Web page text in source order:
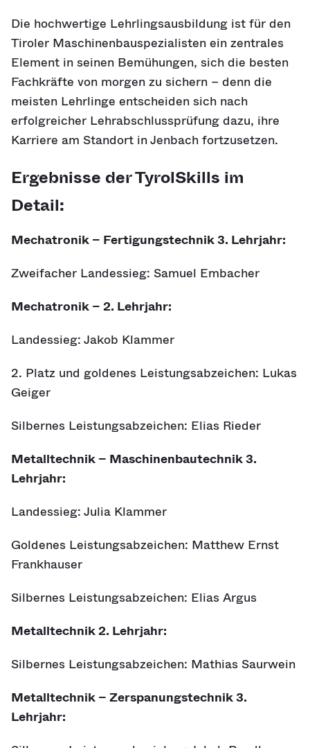
Die hochwertige Lehrlingsausbildung ist für den
Tiroler Maschinenbauspezialisten ein zentrales
Element in seinen Bemühungen, sich die besten
Fachkräfte von morgen zu sichern – denn die
meisten Lehrlinge entscheiden sich nach
erfolgreicher Lehrabschlussprüfung dazu, ihre
Karriere am Standort in Jenbach fortzusetzen.
Ergebnisse der TyrolSkills im
Detail:
Mechatronik – Fertigungstechnik 3. Lehrjahr:
Zweifacher Landessieg: Samuel Embacher
Mechatronik – 2. Lehrjahr:
Landessieg: Jakob Klammer
2. Platz und goldenes Leistungsabzeichen: Lukas
Geiger
Silbernes Leistungsabzeichen: Elias Rieder
Metalltechnik – Maschinenbautechnik 3.
Lehrjahr:
Landessieg: Julia Klammer
Goldenes Leistungsabzeichen: Matthew Ernst
Frankhauser
Silbernes Leistungsabzeichen: Elias Argus
Metalltechnik 2. Lehrjahr:
Silbernes Leistungsabzeichen: Mathias Saurwein
Metalltechnik – Zerspanungstechnik 3.
Lehrjahr: